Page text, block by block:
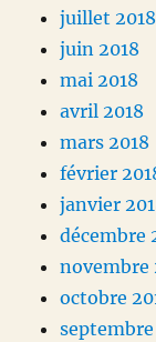
juillet 2018
juin 2018
mai 2018
avril 2018
mars 2018
février
janvier
décembre
novembre
octobre
septembre